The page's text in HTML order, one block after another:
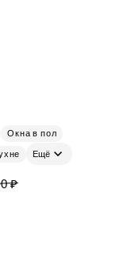
Окна в пол
Ещё
₽